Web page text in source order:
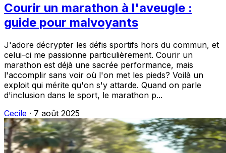
Courir un marathon à l'aveugle :
guide pour malvoyants
J'adore décrypter les défis sportifs hors du commun, et
celui-ci me passionne particulièrement. Courir un
marathon est déjà une sacrée performance, mais
l'accomplir sans voir où l'on met les pieds? Voilà un
exploit qui mérite qu'on s'y attarde. Quand on parle
d'inclusion dans le sport, le marathon p...
Cecile · 7 août 2025